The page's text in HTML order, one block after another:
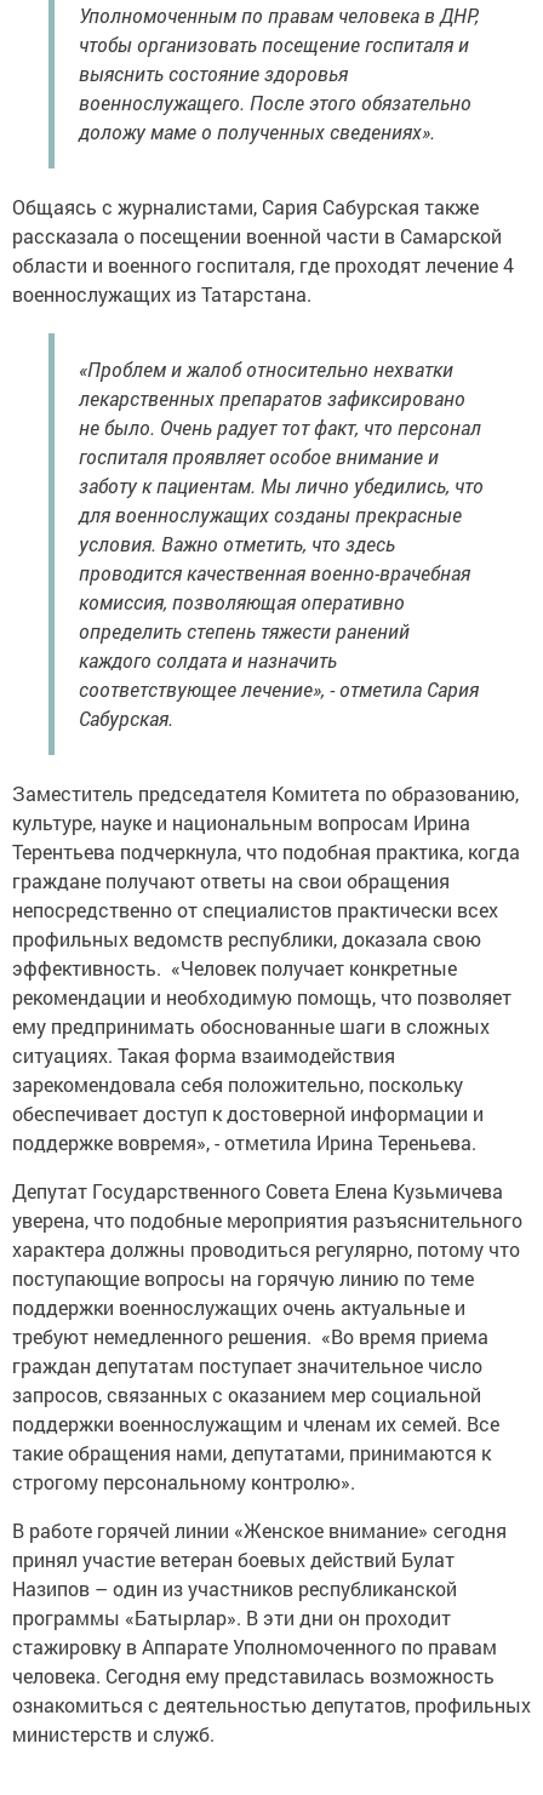
Уполномоченным по правам человека в ДНР,
чтобы организовать посещение госпиталя и
выяснить состояние здоровья
военнослужащего. После этого обязательно
доложу маме о полученных сведениях».
Общаясь с журналистами, Сария Сабурская также
рассказала о посещении военной части в Самарской
области и военного госпиталя, где проходят лечение 4
военнослужащих из Татарстана.
«Проблем и жалоб относительно нехватки
лекарственных препаратов зафиксировано
не было. Очень радует тот факт, что персонал
госпиталя проявляет особое внимание и
заботу к пациентам. Мы лично убедились, что
для военнослужащих созданы прекрасные
условия. Важно отметить, что здесь
проводится качественная военно-врачебная
комиссия, позволяющая оперативно
определить степень тяжести ранений
каждого солдата и назначить
соответствующее лечение», - отметила Сария
Сабурская.
Заместитель председателя Комитета по образованию,
культуре, науке и национальным вопросам Ирина
Терентьева подчеркнула, что подобная практика, когда
граждане получают ответы на свои обращения
непосредственно от специалистов практически всех
профильных ведомств республики, доказала свою
эффективность. «Человек получает конкретные
рекомендации и необходимую помощь, что позволяет
ему предпринимать обоснованные шаги в сложных
ситуациях. Такая форма взаимодействия
зарекомендовала себя положительно, поскольку
обеспечивает доступ к достоверной информации и
поддержке вовремя», - отметила Ирина Тереньева.
Депутат Государственного Совета Елена Кузьмичева
уверена, что подобные мероприятия разъяснительного
характера должны проводиться регулярно, потому что
поступающие вопросы на горячую линию по теме
поддержки военнослужащих очень актуальные и
требуют немедленного решения. «Во время приема
граждан депутатам поступает значительное число
запросов, связанных с оказанием мер социальной
поддержки военнослужащим и членам их семей. Все
такие обращения нами, депутатами, принимаются к
строгому персональному контролю».
В работе горячей линии «Женское внимание» сегодня
принял участие ветеран боевых действий Булат
Назипов – один из участников республиканской
программы «Батырлар». В эти дни он проходит
стажировку в Аппарате Уполномоченного по правам
человека. Сегодня ему представилась возможность
ознакомиться с деятельностью депутатов, профильных
министерств и служб.